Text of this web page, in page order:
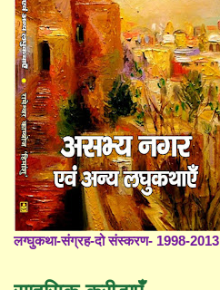
लग्घुकथा-संग्रह-दो संस्करण- 1998-2013